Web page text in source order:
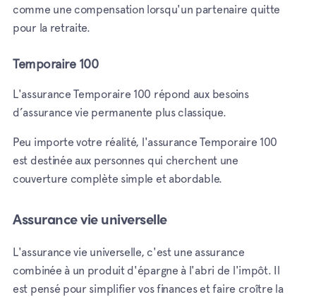
comme une compensation lorsqu'un partenaire quitte
pour la retraite.
Temporaire 100
L'assurance Temporaire 100 répond aux besoins
d’assurance vie permanente plus classique.
Peu importe votre réalité, l'assurance Temporaire 100
est destinée aux personnes qui cherchent une
couverture complète simple et abordable.
Assurance vie universelle
L'assurance vie universelle, c'est une assurance
combinée à un produit d'épargne à l'abri de l'impôt. Il
est pensé pour simplifier vos finances et faire croître la